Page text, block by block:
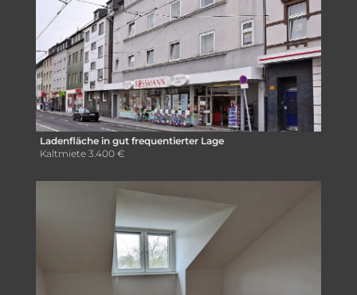
Ladenfläche in gut frequentierter Lage
Kaltmiete 3.400 €